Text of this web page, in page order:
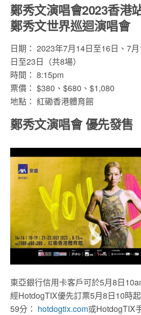
鄭秀文演唱會2023香港
鄭秀文世界巡迴演唱會
日期： 2023年7月14日至16日、7
日至23日（共8場）
時間： 8:15pm
票價： $380、$680、$1,080
地點： 紅磡香港體育館
鄭秀文演唱會 優先發售
東亞銀行信用卡客戶可於5月8日
經HotdogTIX優先訂票5月8日10時
59分： hotdogtix.com或HotdogTIX